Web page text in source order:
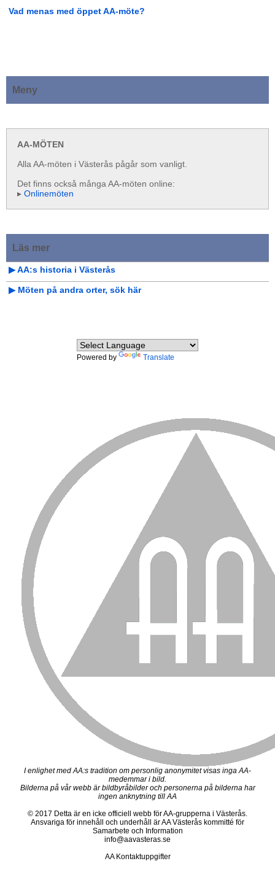
Vad menas med öppet AA-möte?
Meny
AA-MÖTEN
Alla AA-möten i Västerås pågår som vanligt.
Det finns också många AA-möten online:
▸ Onlinemöten
Läs mer
▶︎ AA:s historia i Västerås
▶︎ Möten på andra orter, sök här
Powered by Translate
I enlighet med AA:s tradition om personlig anonymitet visas inga AA-
medemmar i bild.
Bilderna på vår webb är bildbyråbilder och personerna på bilderna har
ingen anknytning till AA
© 2017 Detta är en icke officiell webb för AA-grupperna i Västerås.
Ansvariga för innehåll och underhåll är AA Västerås kommitté för
Samarbete och Information
info@aavasteras.se
AA Kontaktuppgifter